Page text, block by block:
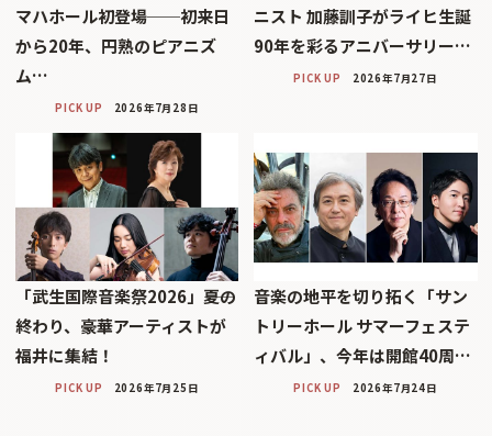
マハホール初登場──初来日
から20年、円熟のピアニズ
ム…
PICK UP 2026年7月28日
ニスト 加藤訓子がライヒ生誕
90年を彩るアニバーサリー…
PICK UP 2026年7月27日
「武生国際音楽祭2026」――夏の
終わり、豪華アーティストが
福井に集結！
PICK UP 2026年7月25日
音楽の地平を切り拓く「サン
トリーホール サマーフェステ
ィバル」、今年は開館40周…
PICK UP 2026年7月24日